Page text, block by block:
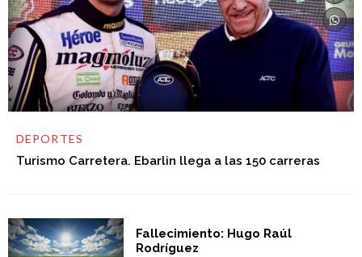
DEPORTES
Turismo Carretera. Ebarlin llega a las 150 carreras
Fallecimiento: Hugo Raúl
Rodríguez